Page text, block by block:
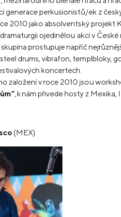
generace perkusionistů/ek z
2010 jako absolventský projekt
ojedinělou akcí v
prostupuje napříč
drums, vibrafon, templbloky,
koncertech.
založení v roce 2010 jsou
, k nám přivede hosty z Mexika,
(MEX)